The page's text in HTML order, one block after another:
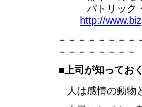
パトリック・
http://
－－－－－－－－
－－－－－－－－
■上司が知ってお
人は感情の動物